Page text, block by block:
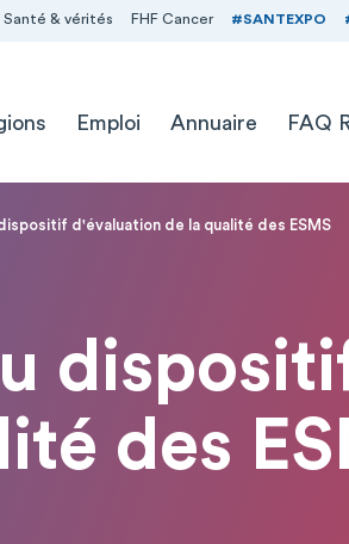
Santé & vérités FHF Cancer #SANTEXPO
Emploi Annuaire FAQ
d'évaluation de la qualité des ESMS
des